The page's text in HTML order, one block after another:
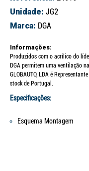
Unidade: JG2
Marca: DGA
Informações:
Produzidos com o acrílico do
DGA permitem uma ventilação
GLOBAUTO, LDA é
stock de Portugal.
Especificações:
Esquema Montagem